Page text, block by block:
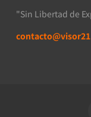
"Sin Libertad de